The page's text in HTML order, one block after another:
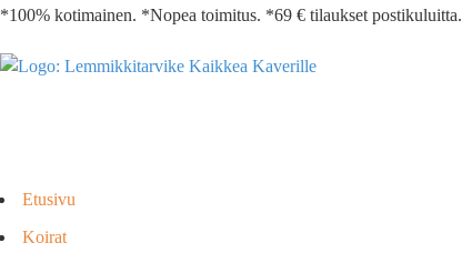
*100% kotimainen. *Nopea toimitus. *69 € tilaukset postikuluitta.
Etusivu
Koirat